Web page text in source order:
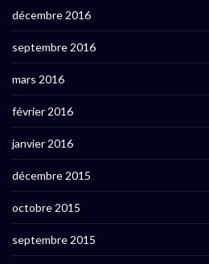
décembre 2016
septembre 2016
mars 2016
février 2016
janvier 2016
décembre 2015
octobre 2015
septembre 2015